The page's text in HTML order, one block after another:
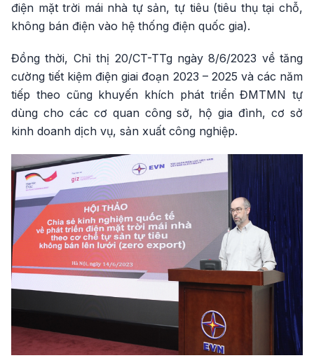
điện mặt trời mái nhà tự sản, tự tiêu (tiêu thụ tại chỗ,
không bán điện vào hệ thống điện quốc gia).
Đồng thời, Chỉ thị 20/CT-TTg ngày 8/6/2023 về tăng
cường tiết kiệm điện giai đoạn 2023 – 2025 và các năm
tiếp theo cũng khuyến khích phát triển ĐMTMN tự
dùng cho các cơ quan công sở, hộ gia đình, cơ sở
kinh doanh dịch vụ, sản xuất công nghiệp.